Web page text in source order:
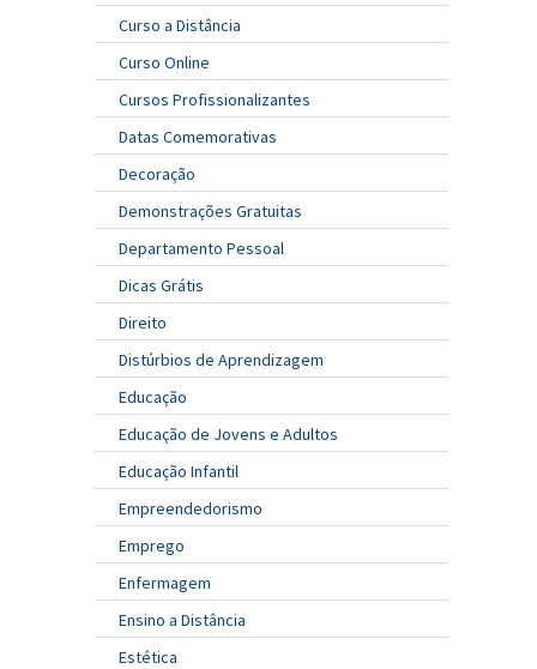
Curso a Distância
Curso Online
Cursos Profissionalizantes
Datas Comemorativas
Decoração
Demonstrações Gratuitas
Departamento Pessoal
Dicas Grátis
Direito
Distúrbios de Aprendizagem
Educação
Educação de Jovens e Adultos
Educação Infantil
Empreendedorismo
Emprego
Enfermagem
Ensino a Distância
Estética